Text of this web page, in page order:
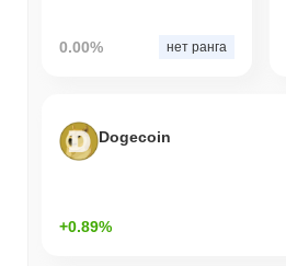
0.00% нет ранга
Dogecoin
+0.89%